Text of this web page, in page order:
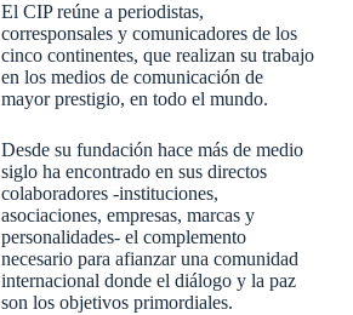
El CIP reúne a periodistas,
corresponsales y comunicadores de los
cinco continentes, que realizan su trabajo
en los medios de comunicación de
mayor prestigio, en todo el mundo.
Desde su fundación hace más de medio
siglo ha encontrado en sus directos
colaboradores -instituciones,
asociaciones, empresas, marcas y
personalidades- el complemento
necesario para afianzar una comunidad
internacional donde el diálogo y la paz
son los objetivos primordiales.